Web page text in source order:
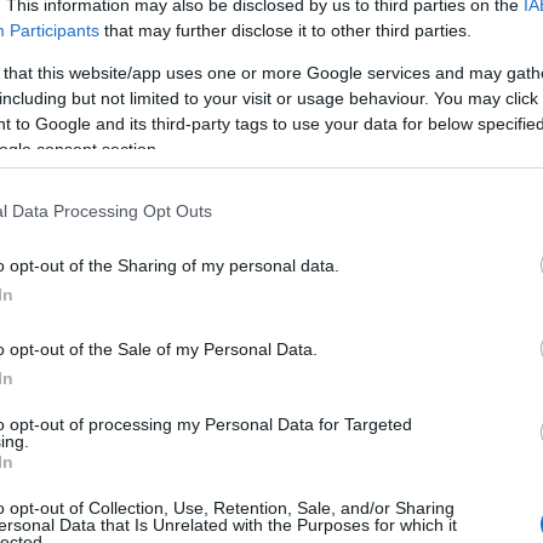
This information may also be disclosed by us to third parties on the
Participants that may further disclose it to other third parties.
that this website/app uses one or more Google services and may
but not limited to your visit or usage behaviour. You may
to Google and its third-party tags to use your data for below
consent section.
Data Processing Opt Outs
opt-out of the Sharing of my personal data.
opt-out of the Sale of my Personal Data.
opt-out of processing my Personal Data for Targeted
opt-out of Collection, Use, Retention, Sale, and/or Sharing
Data that Is Unrelated with the Purposes for which it
δηλώνει αισιόδοξος, εκτιμώντας ότι
πέσει στο 10%. Σε αυτήν τη μεταστροφή
Διαχείρισης Αποβλήτων. Ένα σχέδιο που,
να κουνήσει το δάχτυλο στον πολίτη/ιδιώτη,
υποδομές για τη μείωση της
υλικών και της ανακύκλωσης.
ο στόχος θα επιτευχθεί πολύ γρήγορα»
επισημαίνοντας ότι οι δράσεις και
γνώμη των πολιτών, των Δήμων και της
κόσμου.
που έχουν ως στόχο όχι μόνο να ξεφύγει η
θέσεις, αλλά κυρίως να πυροδοτήσει και
άλλωστε τα αντίστοιχα